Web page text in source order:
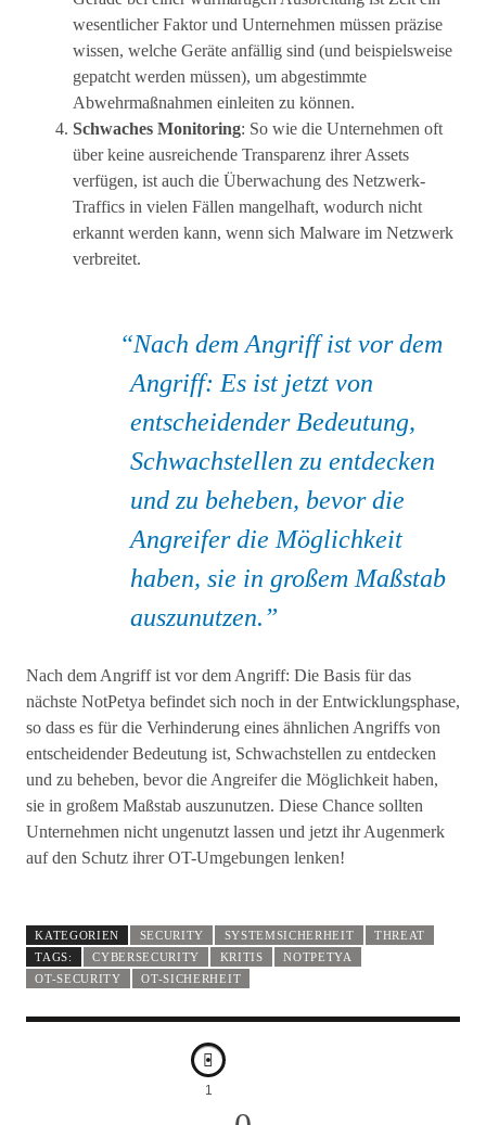
wesentlicher Faktor und Unternehmen müssen präzise
wissen, welche Geräte anfällig sind (und beispielsweise
gepatcht werden müssen), um abgestimmte
Abwehrmaßnahmen einleiten zu können.
Schwaches Monitoring: So wie die Unternehmen oft
über keine ausreichende Transparenz ihrer Assets
verfügen, ist auch die Überwachung des Netzwerk-
Traffics in vielen Fällen mangelhaft, wodurch nicht
erkannt werden kann, wenn sich Malware im Netzwerk
verbreitet.
Nach dem Angriff ist vor dem
Angriff: Es ist jetzt von
entscheidender Bedeutung,
Schwachstellen zu entdecken
und zu beheben, bevor die
Angreifer die Möglichkeit
haben, sie in großem Maßstab
auszunutzen.
Nach dem Angriff ist vor dem Angriff: Die Basis für das
nächste NotPetya befindet sich noch in der Entwicklungsphase,
so dass es für die Verhinderung eines ähnlichen Angriffs von
entscheidender Bedeutung ist, Schwachstellen zu entdecken
und zu beheben, bevor die Angreifer die Möglichkeit haben,
sie in großem Maßstab auszunutzen. Diese Chance sollten
Unternehmen nicht ungenutzt lassen und jetzt ihr Augenmerk
auf den Schutz ihrer OT-Umgebungen lenken!
KATEGORIEN SECURITY SYSTEMSICHERHEIT
THREAT
TAGS:
CYBERSECURITY KRITIS
NOTPETYA
OT-SECURITY
OT-SICHERHEIT
1